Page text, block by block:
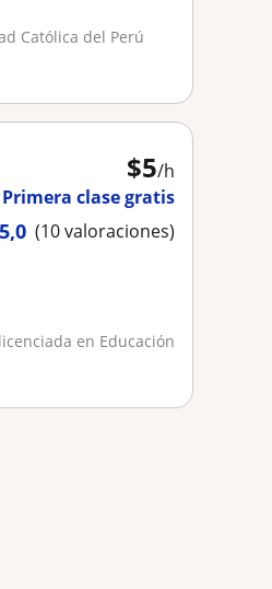
Católica del Perú
$5/h
Primera clase gratis
5,0 (10 valoraciones)
en Educación